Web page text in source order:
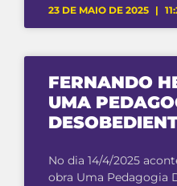
23 DE MAIO DE 2025
FERNANDO
UMA
No dia 14/4/2025
obra Uma Pedagogia